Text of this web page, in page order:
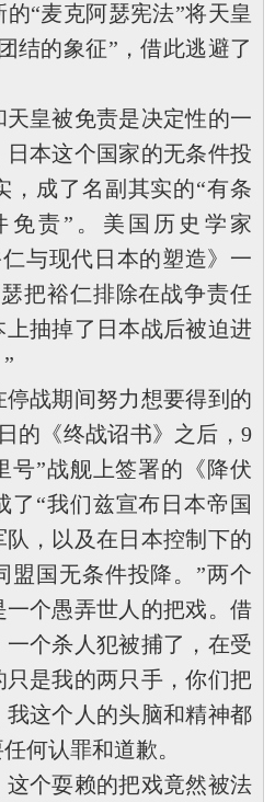
“麦克阿瑟宪法”将天皇
结的象征”，借此逃避了
皇被免责是决定性的一
本这个国家的无条件投
，成了名副其实的“有条
免责”。美国历史学家
仁与现代日本的塑造》一
把裕仁排除在战争责任
抽掉了日本战后被迫进
战期间努力想要得到的
的《终战诏书》之后，9
号”战舰上签署的《降伏
了“我们兹宣布日本帝国
，以及在日本控制下的
盟国无条件投降。”两个
个愚弄世人的把戏。借
个杀人犯被捕了，在受
是我的两只手，你们把
这个人的头脑和精神都
何认罪和道歉。
个耍赖的把戏竟然被法